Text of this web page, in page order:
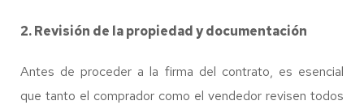
2. Revisión de la propiedad y documentación
Antes de proceder a la firma del contrato, es esencial
que tanto el comprador como el vendedor revisen todos